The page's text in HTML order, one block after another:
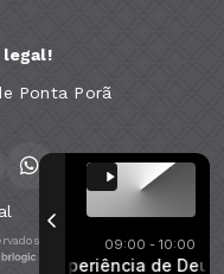
09:00 - 10:00
Experiência de
legal!
Ponta Porã